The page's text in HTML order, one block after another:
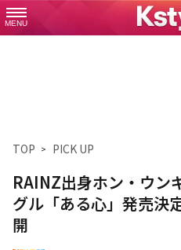
MENU
TOP PICK UP
RAINZ出身ホン・ウ
グル「ある心」発売決
開